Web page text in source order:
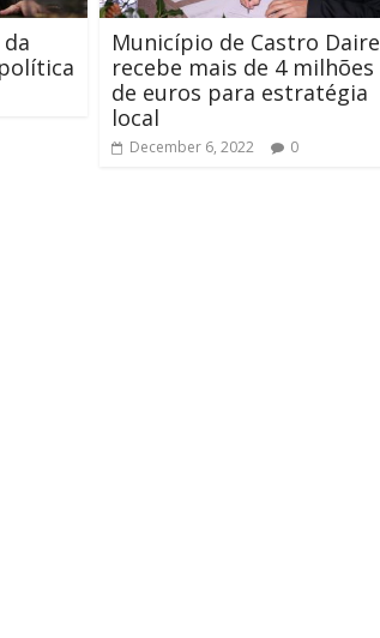
Município de Castro Daire
recebe mais de 4 milhões
de euros para estratégia
local
December 6, 2022 0